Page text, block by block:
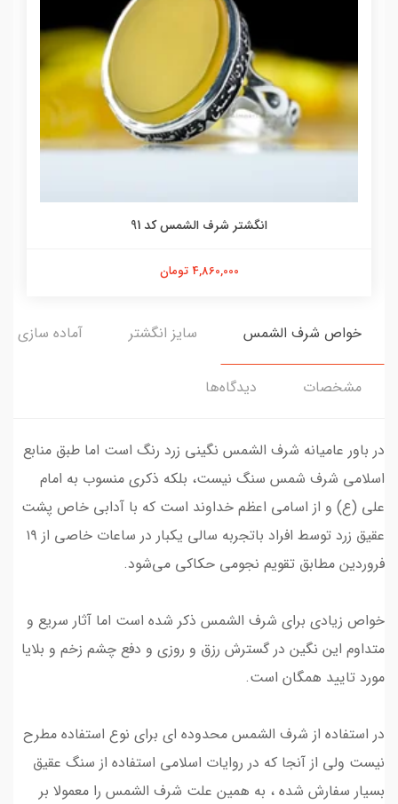
انگشتر شرف الشمس کد 91
4,860,000 تومان
خواص شرف الشمس سایز انگشتر آماده سازی و
مشخصات دیدگاه‌ها
در باور عامیانه شرف الشمس نگینی زرد رنگ است اما طبق منابع
اسلامی شرف شمس سنگ نیست، بلکه ذکری منسوب به امام
علی (ع) و از اسامی اعظم خداوند است که با آدابی خاص پشت
عقیق زرد توسط افراد باتجربه سالی یکبار در ساعات خاصی از ۱۹
فروردین مطابق تقویم‌ نجومی حکاکی می‌شود.
خواص زیادی برای شرف الشمس ذکر شده است اما آثار سریع و
متداوم این نگین در گسترش رزق و روزی و دفع چشم زخم و بلایا
مورد تایید همگان است.
در استفاده از شرف الشمس محدوده ای برای نوع استفاده مطرح
نیست ولی از آنجا که در روایات اسلامی استفاده از سنگ عقیق
بسیار سفارش شده ، به همین علت شرف الشمس را معمولا بر